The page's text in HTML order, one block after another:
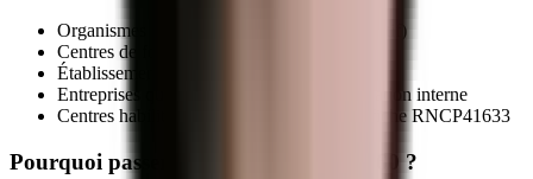
Organismes de formation déclarés (NDA actif)
Centres de formation d'apprentis (CFA)
Établissements publics de formation
Entreprises qualifiées via leur service formation interne
Centres habilités par le certificateur sur la fiche RNCP41633
Pourquoi passer par MEG Business 360 ?